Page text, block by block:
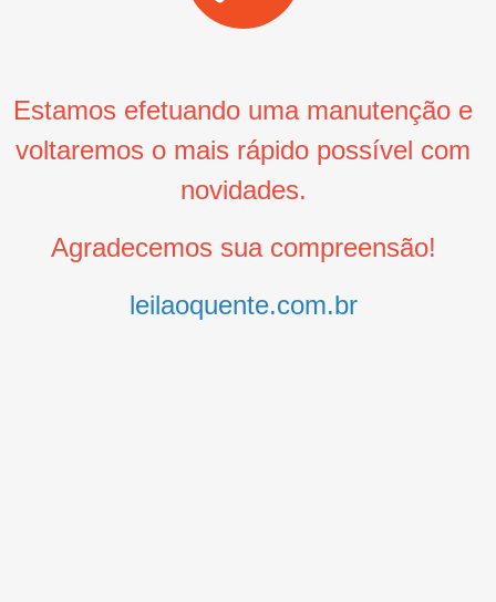
Estamos efetuando uma manutenção e
voltaremos o mais rápido possível com
novidades.
Agradecemos sua compreensão!
leilaoquente.com.br